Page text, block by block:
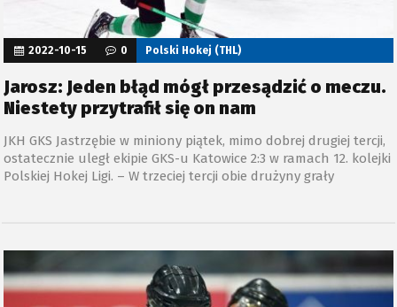
Jarosz: Jeden błąd mógł przesądzić o meczu.
Niestety przytrafił się on nam
JKH GKS Jastrzębie w miniony piątek, mimo dobrej drugiej tercji,
ostatecznie uległ ekipie GKS-u Katowice 2:3 w ramach 12. kolejki
Polskiej Hokej Ligi. – W trzeciej tercji obie drużyny grały
2022-10-15 0 Polski Hokej (THL)